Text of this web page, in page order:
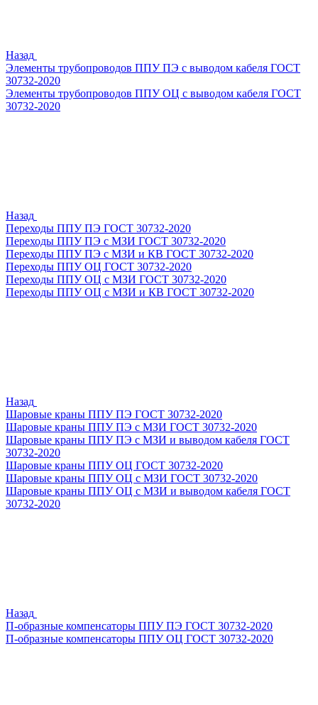
Назад
Элементы трубопроводов ППУ ПЭ с выводом кабеля ГОСТ
30732-2020
Элементы трубопроводов ППУ ОЦ с выводом кабеля ГОСТ
30732-2020
Назад
Переходы ППУ ПЭ ГОСТ 30732-2020
Переходы ППУ ПЭ с МЗИ ГОСТ 30732-2020
Переходы ППУ ПЭ с МЗИ и КВ ГОСТ 30732-2020
Переходы ППУ ОЦ ГОСТ 30732-2020
Переходы ППУ ОЦ с МЗИ ГОСТ 30732-2020
Переходы ППУ ОЦ с МЗИ и КВ ГОСТ 30732-2020
Назад
Шаровые краны ППУ ПЭ ГОСТ 30732-2020
Шаровые краны ППУ ПЭ с МЗИ ГОСТ 30732-2020
Шаровые краны ППУ ПЭ с МЗИ и выводом кабеля ГОСТ
30732-2020
Шаровые краны ППУ ОЦ ГОСТ 30732-2020
Шаровые краны ППУ ОЦ с МЗИ ГОСТ 30732-2020
Шаровые краны ППУ ОЦ с МЗИ и выводом кабеля ГОСТ
30732-2020
Назад
П-образные компенсаторы ППУ ПЭ ГОСТ 30732-2020
П-образные компенсаторы ППУ ОЦ ГОСТ 30732-2020